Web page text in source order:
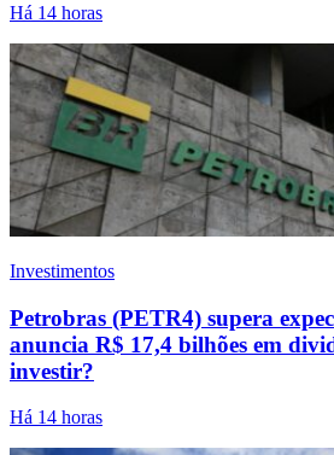
Há 14 horas
Investimentos
Petrobras (PETR4) supera
anuncia R$ 17,4 bilhões em
investir?
Há 14 horas